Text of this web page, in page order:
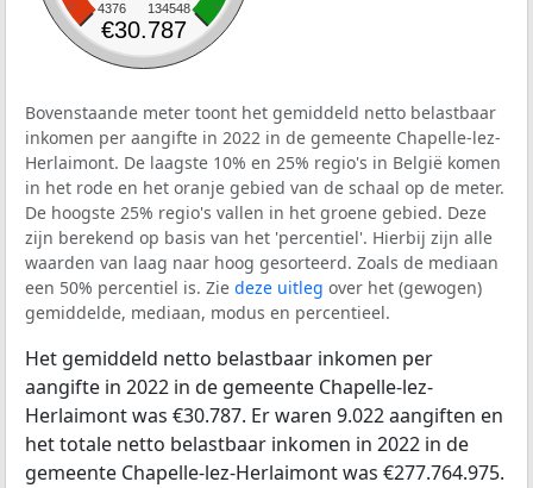
4376 134548
€30.787
Bovenstaande meter toont het gemiddeld netto belastbaar
inkomen per aangifte in 2022 in de gemeente Chapelle-lez-
Herlaimont. De laagste 10% en 25% regio's in België komen
in het rode en het oranje gebied van de schaal op de meter.
De hoogste 25% regio's vallen in het groene gebied. Deze
zijn berekend op basis van het 'percentiel'. Hierbij zijn alle
waarden van laag naar hoog gesorteerd. Zoals de mediaan
een 50% percentiel is. Zie deze uitleg over het (gewogen)
gemiddelde, mediaan, modus en percentieel.
Het gemiddeld netto belastbaar inkomen per
aangifte in 2022 in de gemeente Chapelle-lez-
Herlaimont was €30.787. Er waren 9.022 aangiften en
het totale netto belastbaar inkomen in 2022 in de
gemeente Chapelle-lez-Herlaimont was €277.764.975.